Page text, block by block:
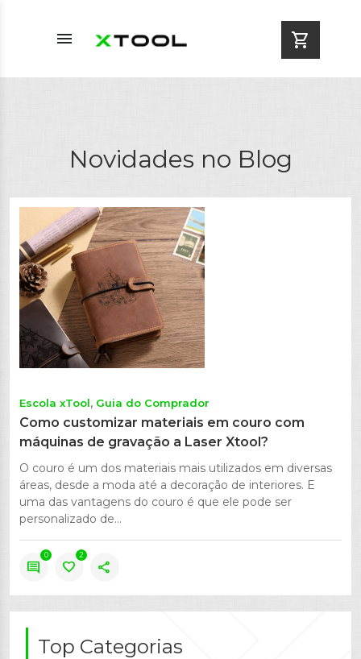
menu shopping_cart
Novidades no Blog
Escola xTool Guia do Comprador
Como customizar materiais em couro com
máquinas de gravação a Laser Xtool?
O couro é um dos materiais mais utilizados em diversas
áreas, desde a moda até a decoração de interiores. E
uma das vantagens do couro é que ele pode ser
personalizado de...
comment
0
favorite
2
share
Top Categorias